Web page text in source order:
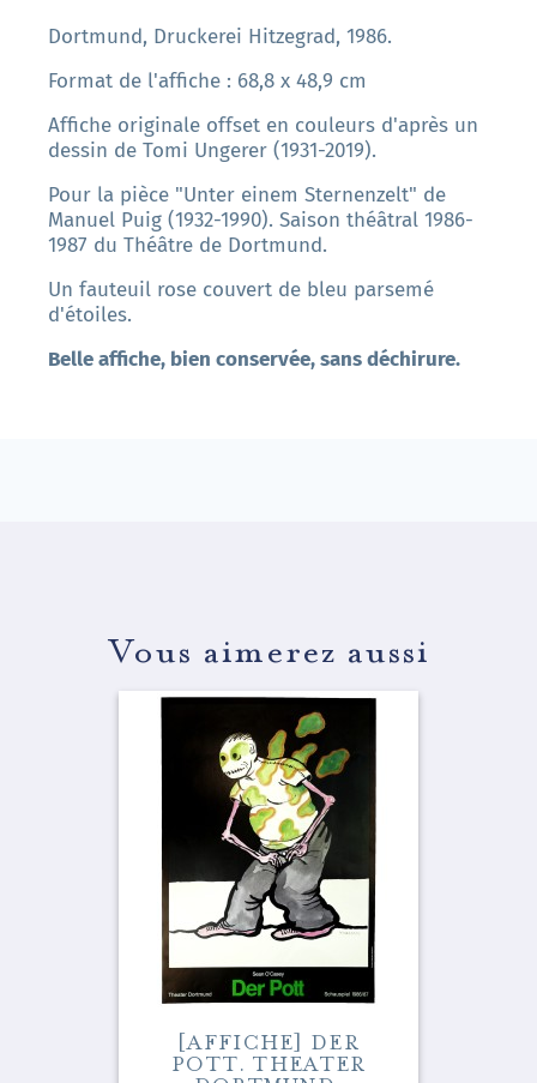
Dortmund, Druckerei Hitzegrad, 1986.
Format de l'affiche : 68,8 x 48,9 cm
Affiche originale offset en couleurs d'après un
dessin de Tomi Ungerer (1931-2019).
Pour la pièce "Unter einem Sternenzelt" de
Manuel Puig (1932-1990). Saison théâtral 1986-
1987 du Théâtre de Dortmund.
Un fauteuil rose couvert de bleu parsemé
d'étoiles.
Belle affiche, bien conservée, sans déchirure.
Vous aimerez aussi
[AFFICHE] DER
POTT. THEATER